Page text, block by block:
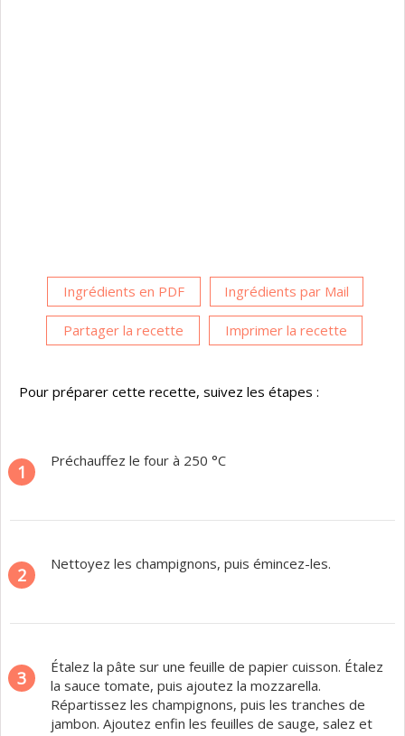
Ingrédients en PDF Ingrédients par Mail
Partager la recette Imprimer la recette
Pour préparer cette recette, suivez les étapes :
1
Préchauffez le four à 250 °C
2
Nettoyez les champignons, puis émincez-les.
3
Étalez la pâte sur une feuille de papier cuisson. Étalez
la sauce tomate, puis ajoutez la mozzarella.
Répartissez les champignons, puis les tranches de
jambon. Ajoutez enfin les feuilles de sauge, salez et